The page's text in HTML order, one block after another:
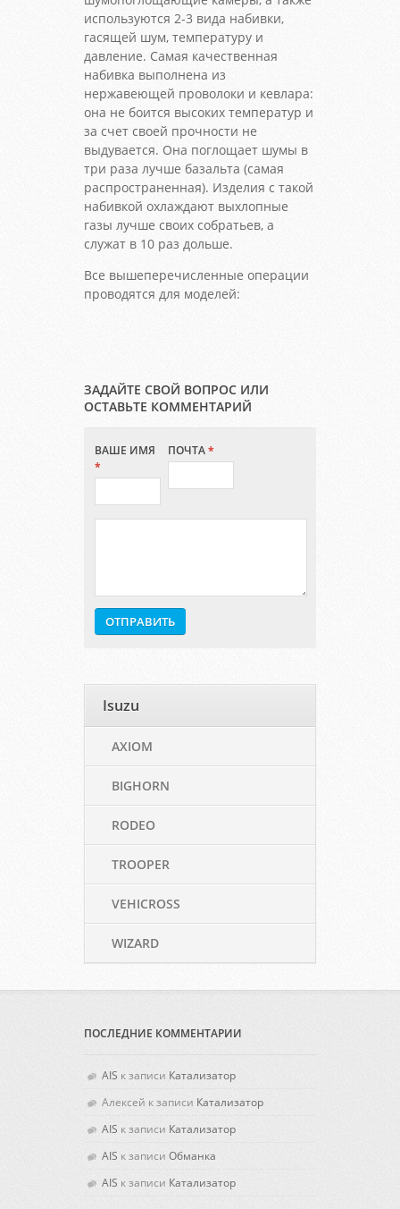
используются 2-3 вида набивки,
гасящей шум, температуру и
давление. Самая качественная
набивка выполнена из
нержавеющей проволоки и кевлара:
она не боится высоких температур и
за счет своей прочности не
выдувается. Она поглощает шумы в
три раза лучше базальта (самая
распространенная). Изделия с такой
набивкой охлаждают выхлопные
газы лучше своих собратьев, а
служат в 10 раз дольше.
Все вышеперечисленные операции
проводятся для моделей:
ЗАДАЙТЕ СВОЙ ВОПРОС ИЛИ
ОСТАВЬТЕ КОММЕНТАРИЙ
ВАШЕ ИМЯ
*
ПОЧТА*
Isuzu
AXIOM
BIGHORN
RODEO
TROOPER
VEHICROSS
WIZARD
ПОСЛЕДНИЕ КОММЕНТАРИИ
AIS к записи Катализатор
Алексей к записи Катализатор
AIS к записи Катализатор
AIS к записи Обманка
AIS к записи Катализатор